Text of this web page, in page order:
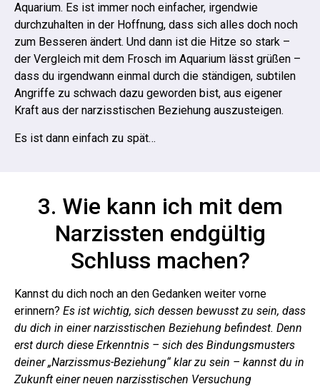
Aquarium. Es ist immer noch einfacher, irgendwie
durchzuhalten in der Hoffnung, dass sich alles doch noch
zum Besseren ändert. Und dann ist die Hitze so stark –
der Vergleich mit dem Frosch im Aquarium lässt grüßen –
dass du irgendwann einmal durch die ständigen, subtilen
Angriffe zu schwach dazu geworden bist, aus eigener
Kraft aus der narzisstischen Beziehung auszusteigen.
Es ist dann einfach zu spät…
3. Wie kann ich mit dem
Narzissten endgültig
Schluss machen?
Kannst du dich noch an den Gedanken weiter vorne
erinnern? Es ist wichtig, sich dessen bewusst zu sein, dass
du dich in einer narzisstischen Beziehung befindest. Denn
erst durch diese Erkenntnis – sich des Bindungsmusters
deiner „Narzissmus-Beziehung“ klar zu sein – kannst du in
Zukunft einer neuen narzisstischen Versuchung